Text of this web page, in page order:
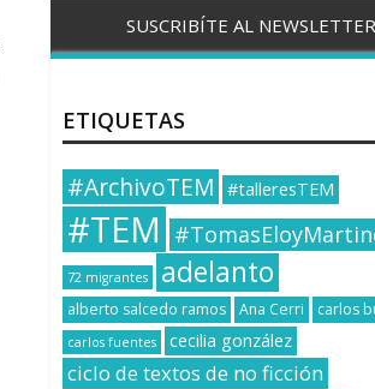
SUSCRIBÍTE AL NEWSLETTER
ETIQUETAS
#ArchivoTEM #talleresTEM
#TEM
72 migrantes adelanto
alberto salcedo ramos Ana Cerri carlos
carlos fuentes cecilia gonzález
ciclo de textos de no ficción